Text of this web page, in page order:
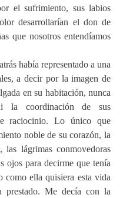
el sufrimiento, sus labios
desarrollarían el don de
que nosotros entendíamos
había representado a una
a decir por la imagen de
en su habitación, nunca
la coordinación de sus
raciocinio. Lo único que
noble de su corazón, la
las lágrimas conmovedoras
ojos para decirme que tenía
ella quisiera esta vida
prestado. Me decía con la